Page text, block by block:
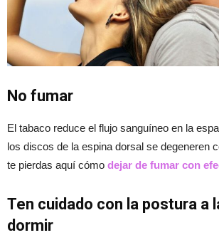
No fumar
El tabaco reduce el flujo sanguíneo en la
los discos de la espina dorsal se degeneren
te pierdas aquí cómo dejar de fumar con
Ten cuidado con la postura a
dormir